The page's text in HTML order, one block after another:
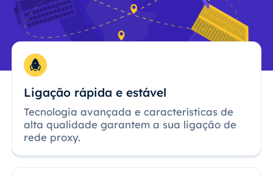
Ligação rápida e estável
Tecnologia avançada e características de
alta qualidade garantem a sua ligação de
rede proxy.